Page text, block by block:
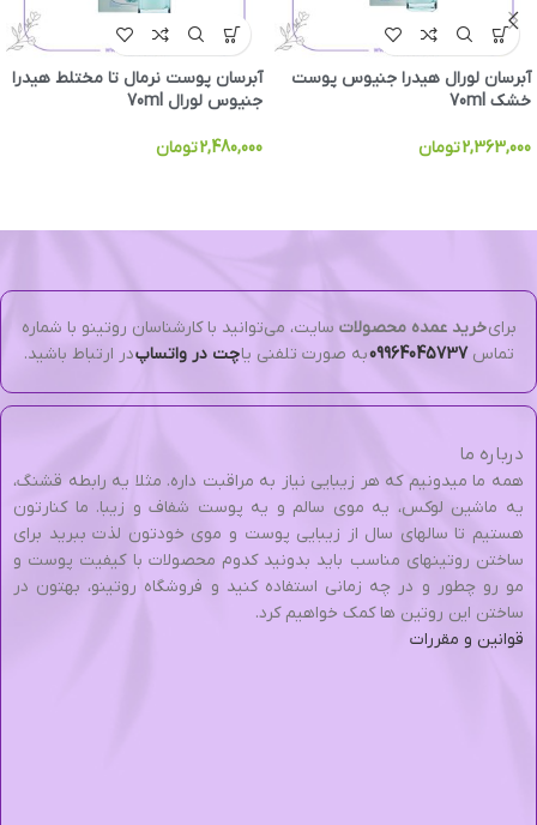
آبرسان لورال هیدرا جنیوس پوست
خشک 70ml
2,363,000تومان
آبرسان پوست نرمال تا مختلط هیدرا
جنیوس لورال 70ml
2,480,000تومان
برایخرید عمده محصولات سایت، می‌توانید با کارشناسان روتینو با شماره
تماس09964045737به صورت تلفنی یاچت در واتساپدر ارتباط باشید.
درباره ما
همه ما میدونیم که هر زیبایی نیاز به مراقبت داره. مثلا یه رابطه قشنگ،
یه ماشین لوکس، یه موی سالم و یه پوست شفاف و زیبا. ما کنارتون
هستیم تا سالهای سال از زیبایی پوست و موی خودتون لذت ببرید برای
ساختن روتینهای مناسب باید بدونید کدوم محصولات با کیفیت پوست و
مو رو چطور و در چه زمانی استفاده کنید و فروشگاه روتینو، بهتون در
ساختن این روتین ها کمک خواهیم کرد.
قوانین و مقررات